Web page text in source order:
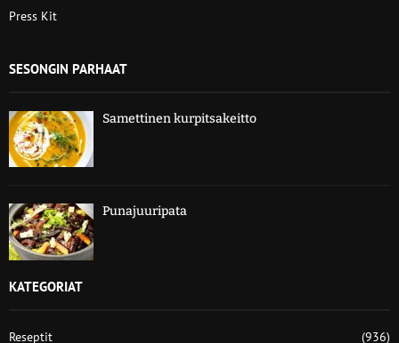
Press Kit
SESONGIN PARHAAT
Samettinen kurpitsakeitto
Punajuuripata
KATEGORIAT
Reseptit
(936)